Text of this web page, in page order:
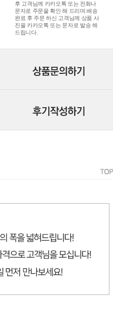
후 고객님께 카카오톡 또는 전화나
문자로 주문을 확인 해 드리며.배송
완료 후 주문 하신 고객님께 상품 사
진을 카카오톡 또는 문자로 발송 해
드립니다.